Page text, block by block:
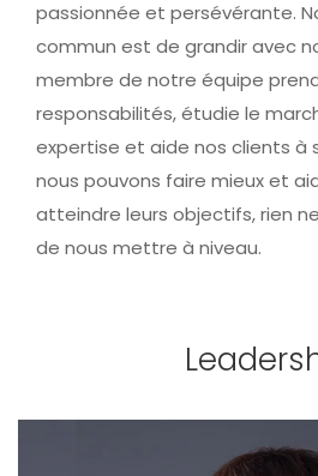
passionnée et persévérante.
commun est de grandir avec
membre de notre équipe
responsabilités, étudie le
expertise et aide nos clients à
nous pouvons faire mieux et
atteindre leurs objectifs, rien
de nous mettre à niveau.